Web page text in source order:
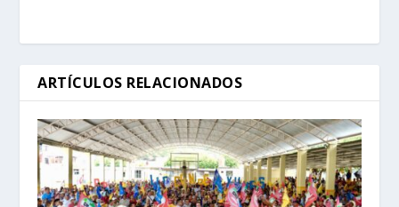
ARTÍCULOS RELACIONADOS